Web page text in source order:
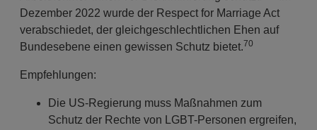
Dezember 2022 wurde der Respect for Marriage Act
verabschiedet, der gleichgeschlechtlichen Ehen auf
Bundesebene einen gewissen Schutz bietet.70
Empfehlungen:
Die US-Regierung muss Maßnahmen zum
Schutz der Rechte von LGBT-Personen ergreifen,